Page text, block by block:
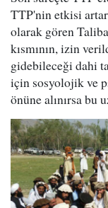
TTP'nin etkisi
olarak gören
kısmının, izin
gidebileceği dahi
için sosyolojik ve
önüne alınırsa bu